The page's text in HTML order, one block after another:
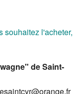
souhaitez l'acheter,
de Saint-